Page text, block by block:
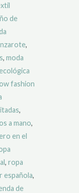
de
,
, moda
fashion
,
a mano,
en el
, ropa
española,
de